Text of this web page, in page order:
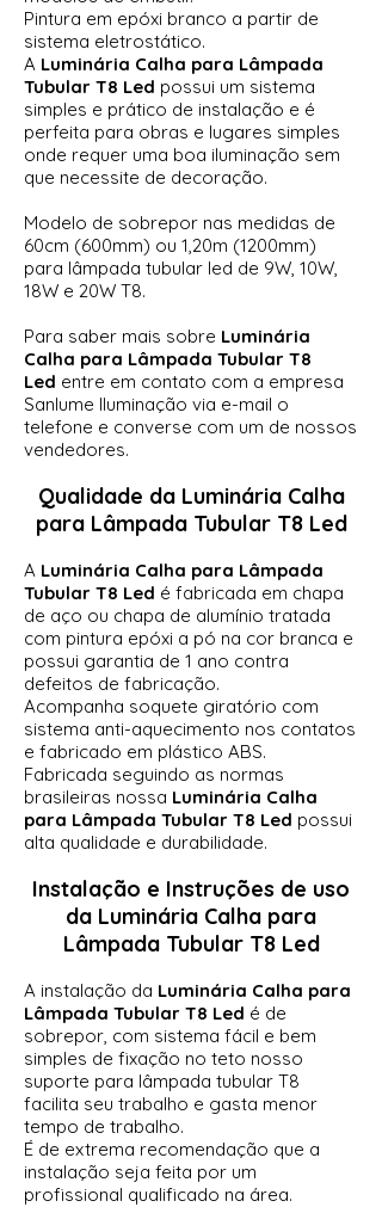
Pintura em epóxi branco a partir de
sistema eletrostático.
A Luminária Calha para Lâmpada
Tubular T8 Led possui um sistema
simples e prático de instalação e é
perfeita para obras e lugares simples
onde requer uma boa iluminação sem
que necessite de decoração.
Modelo de sobrepor nas medidas de
60cm (600mm) ou 1,20m (1200mm)
para lâmpada tubular led de 9W, 10W,
18W e 20W T8.
Para saber mais sobre Luminária
Calha para Lâmpada Tubular T8
Led entre em contato com a empresa
Sanlume Iluminação via e-mail o
telefone e converse com um de nossos
vendedores.
Qualidade da Luminária Calha
para Lâmpada Tubular T8 Led
A Luminária Calha para Lâmpada
Tubular T8 Led é fabricada em chapa
de aço ou chapa de alumínio tratada
com pintura epóxi a pó na cor branca e
possui garantia de 1 ano contra
defeitos de fabricação.
Acompanha soquete giratório com
sistema anti-aquecimento nos contatos
e fabricado em plástico ABS.
Fabricada seguindo as normas
brasileiras nossa Luminária Calha
para Lâmpada Tubular T8 Led possui
alta qualidade e durabilidade.
Instalação e Instruções de uso
da Luminária Calha para
Lâmpada Tubular T8 Led
A instalação da Luminária Calha para
Lâmpada Tubular T8 Led é de
sobrepor, com sistema fácil e bem
simples de fixação no teto nosso
suporte para lâmpada tubular T8
facilita seu trabalho e gasta menor
tempo de trabalho.
É de extrema recomendação que a
instalação seja feita por um
profissional qualificado na área.